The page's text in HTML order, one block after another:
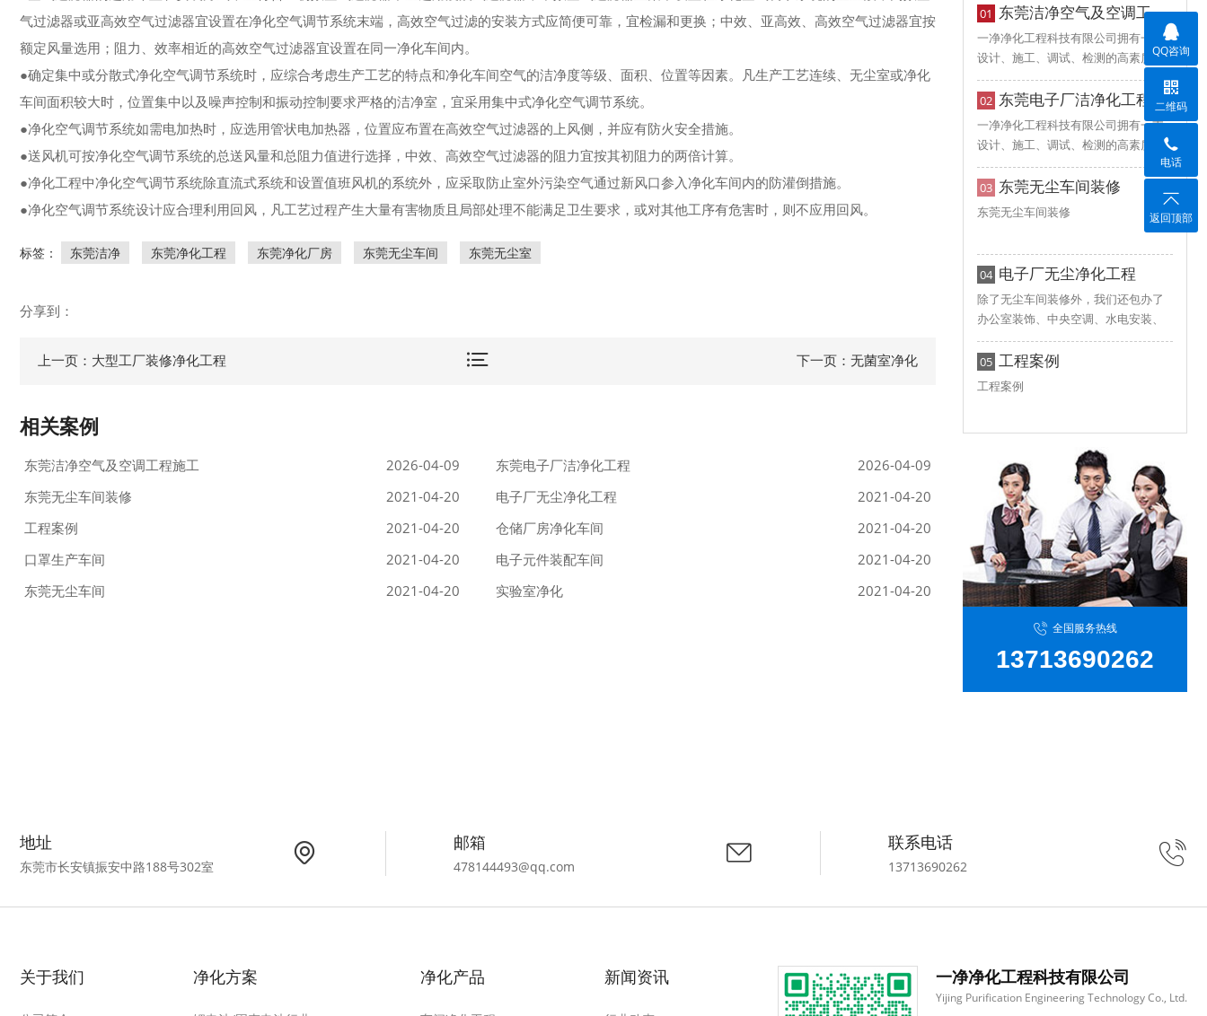
01 东莞洁净空气及空调工程施工
一净净化工程科技有限公司拥有一支
设计、施工、调试、检测的高素质工
程技术队伍，目前能够提供各种工厂
配电、无尘车间装修、洁净厂房装
修、GMP净化车间等各种工程！
02 东莞电子厂洁净化工程
一净净化工程科技有限公司拥有一支
设计、施工、调试、检测的高素质工
程技术队伍，目前能够提供各种工厂
配电、无尘车间装修、洁净厂房装
修、GMP净化车间等各种工程！
03 东莞无尘车间装修
东莞无尘车间装修
04 电子厂无尘净化工程
除了无尘车​间装修外，我们还包办了
办公室装饰、中央空调、水电安装、
环氧地坪等全方位的工程，而且按
时、按质高效完成让客户十分满意！
05 工程案例
工程案例
全国服务热线
13713690262
气过滤器或亚高效空气过滤器宜设置在净化空气调节系统末端，高效空气过滤的安装方式应简便可靠，宜检漏和更换；中效、亚高效、高效空气过滤器宜按
额定风量选用；阻力、效率相近的高效空气过滤器宜设置在同一净化车间内。
●确定集中或分散式净化空气调节系统时，应综合考虑生产工艺的特点和净化车间空气的洁净度等级、面积、位置等因素。凡生产工艺连续、无尘室或净化
车间面积较大时，位置集中以及噪声控制和振动控制要求严格的洁净室，宜采用集中式净化空气调节系统。
●净化空气调节系统如需电加热时，应选用管状电加热器，位置应布置在高效空气过滤器的上风侧，并应有防火安全措施。
●送风机可按净化空气调节系统的总送风量和总阻力值进行选择，中效、高效空气过滤器的阻力宜按其初阻力的两倍计算。
●净化工程中净化空气调节系统除直流式系统和设置值班风机的系统外，应采取防止室外污染空气通过新风口参入净化车间内的防灌倒措施。
●净化空气调节系统设计应合理利用回风，凡工艺过程产生大量有害物质且局部处理不能满足卫生要求，或对其他工序有危害时，则不应用回风。
标签： 东莞洁净 东莞净化工程 东莞净化厂房 东莞无尘车间 东莞无尘室
分享到：
上一页：大型工厂装修净化工程 下一页：无菌室净化
相关案例
东莞洁净空气及空调工程施工 2026-04-09 东莞电子厂洁净化工程
2026-04-09
东莞无尘车间装修
2021-04-20 电子厂无尘净化工程
2021-04-20
工程案例
2021-04-20 仓储厂房净化车间
2021-04-20
口罩生产车间
2021-04-20 电子元件装配车间
2021-04-20
东莞无尘车间
2021-04-20 实验室净化 2021-04-20
地址
东莞市长安镇振安中路188号302室
邮箱
478144493@qq.com
联系电话
13713690262
关于我们 净化方案 净化产品 新闻资讯 一净净化工程科技有限公司
Yijing Purification Engineering Technology Co., Ltd.
QQ咨询
二维码
电话
返回顶部